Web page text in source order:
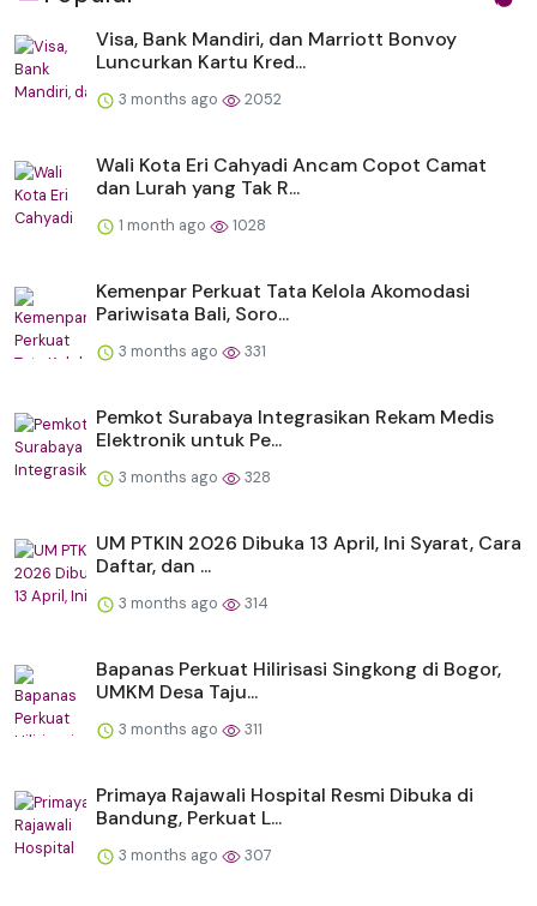
Visa, Bank Mandiri, dan Marriott Bonvoy
Luncurkan Kartu Kred...
3 months ago 2052
Wali Kota Eri Cahyadi Ancam Copot Camat
dan Lurah yang Tak R...
1 month ago 1028
Kemenpar Perkuat Tata Kelola Akomodasi
Pariwisata Bali, Soro...
3 months ago 331
Pemkot Surabaya Integrasikan Rekam Medis
Elektronik untuk Pe...
3 months ago 328
UM PTKIN 2026 Dibuka 13 April, Ini Syarat, Cara
Daftar, dan ...
3 months ago 314
Bapanas Perkuat Hilirisasi Singkong di Bogor,
UMKM Desa Taju...
3 months ago 311
Primaya Rajawali Hospital Resmi Dibuka di
Bandung, Perkuat L...
3 months ago 307